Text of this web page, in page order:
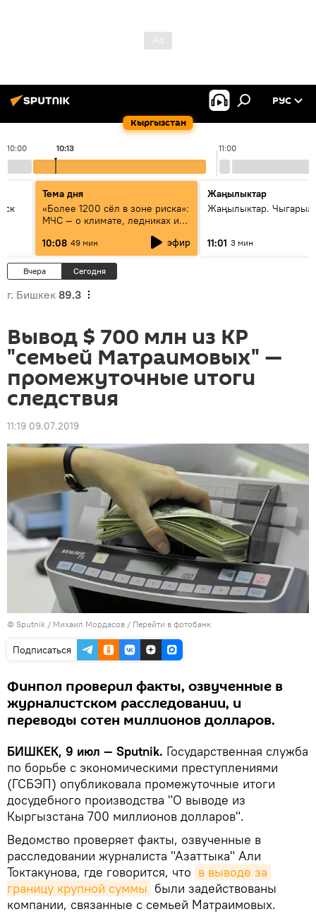
Кыргызстан
РУС
10:00 11:00
10:13
Тема дня
«Более 1200 сёл в зоне риска»:
МЧС — о климате, ледниках и
населения
10:08 49 мин эфир
Жаңылыктар
Жаңылыктар.
11:01 3 мин
Вчера Сегодня
г. Бишкек 89.3
Вывод $ 700 млн из КР
"семьей Матраимовых" —
промежуточные итоги
следствия
11:19 09.07.2019
© Sputnik / Михаил Мордасов / Перейти в фотобанк
Подписаться
Финпол проверил факты, озвученные в
журналистском расследовании, и
переводы сотен миллионов долларов.
БИШКЕК, 9 июл — Sputnik. Государственная служба
по борьбе с экономическими преступлениями
(ГСБЭП) опубликовала промежуточные итоги
досудебного производства "О выводе из
Кыргызстана 700 миллионов долларов".
Ведомство проверяет факты, озвученные в
расследовании журналиста "Азаттыка" Али
Токтакунова, где говорится, что в выводе за
границу крупной суммы были задействованы
компании, связанные с семьей Матраимовых.